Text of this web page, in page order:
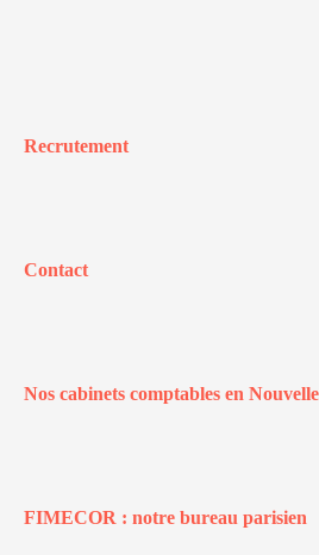
Recrutement
Contact
Nos cabinets comptables en
FIMECOR : notre bureau parisien